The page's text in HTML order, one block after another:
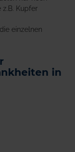
Kupfer
einzelnen
in